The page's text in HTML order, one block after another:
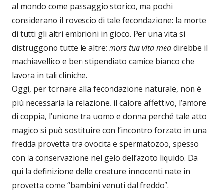
al mondo come passaggio storico, ma pochi
considerano il rovescio di tale fecondazione: la morte
di tutti gli altri embrioni in gioco. Per una vita si
distruggono tutte le altre: mors tua vita meadirebbe il
machiavellico e ben stipendiato camice bianco che
lavora in tali cliniche.
Oggi, per tornare alla fecondazione naturale, non è
più necessaria la relazione, il calore affettivo, l’amore
di coppia, l’unione tra uomo e donna perché tale atto
magico si può sostituire con l’incontro forzato in una
fredda provetta tra ovocita e spermatozoo, spesso
con la conservazione nel gelo dell’azoto liquido. Da
qui la definizione delle creature innocenti nate in
provetta come “bambini venuti dal freddo”.